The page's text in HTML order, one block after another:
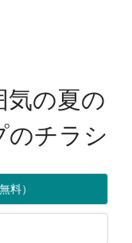
気の夏の
のチラシ
料）